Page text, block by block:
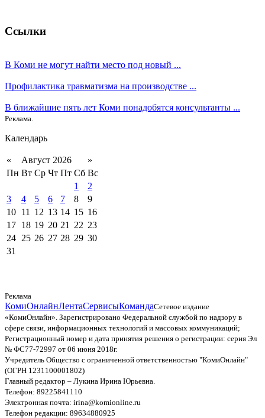
Ссылки
В Коми не могут найти место под новый ...
Профилактика травматизма на производстве ...
В ближайшие пять лет Коми понадобятся консультанты ...
Реклама.
Календарь
« Август 2026
»
Пн Вт Ср Чт Пт Сб Вс
1
2
3
4 5 6 7 8
9
10 11 12 13 14 15 16
17 18 19 20 21 22 23
24 25 26 27 28 29 30
31
Реклама
КомиОнлайнЛентаСервисыКомандаСетевое издание
«КомиОнлайн». Зарегистрировано Федеральной службой по надзору в
сфере связи, информационных технологий и массовых коммуникаций;
Регистрационный номер и дата принятия решения о регистрации: серия Эл
№ ФС77-72997 от 06 июня 2018г.
Учредитель Общество с ограниченной ответственностью "КомиОнлайн"
(ОГРН 1231100001802)
Главный редактор – Лукина Ирина Юрьевна.
Телефон: 89225841110
Электронная почта: irina@komionline.ru
Телефон редакции: 89634880925